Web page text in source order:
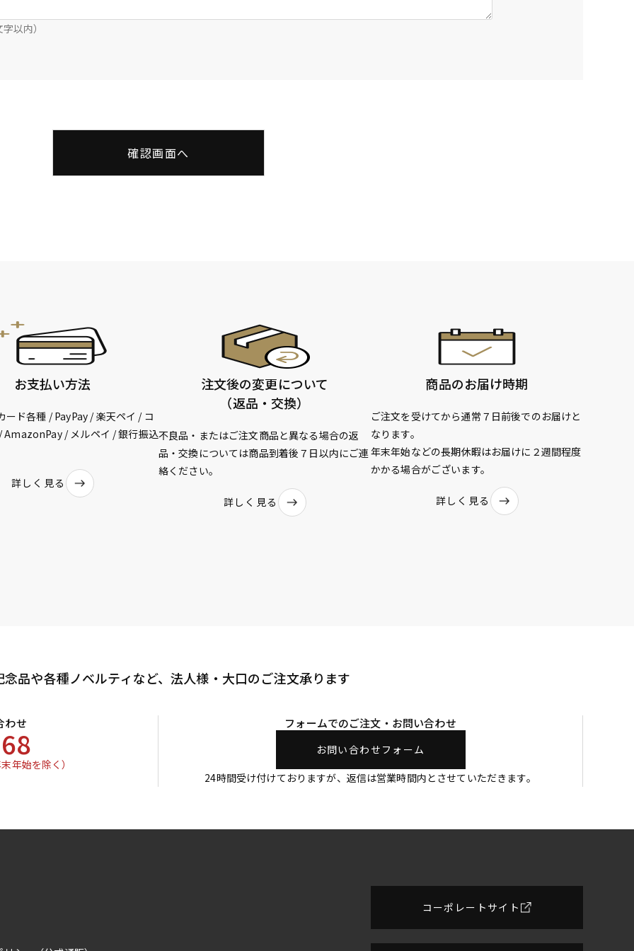
以内）
お支払い方法
ード各種 / PayPay / 楽天ペイ / コ
AmazonPay / メルペイ / 銀行振込
詳しく見る
注文後の変更について
（返品・交換）
不良品・またはご注文商品と異なる場合の返
品・交換については商品到着後７日以内にご連
絡ください。
詳しく見る
商品のお届け時期
ご注文を受けてから通常７日前後でのお届けと
なります。
年末年始などの長期休暇はお届けに２週間程度
かかる場合がございます。
詳しく見る
念品や各種ノベルティなど、法人様・大口のご注文承ります
わせ
年始を除く）
フォームでのご注文・お問い合わせ
お問い合わせフォーム
24時間受け付けておりますが、返信は営業時間内とさせていただきます。
コーポレートサイト